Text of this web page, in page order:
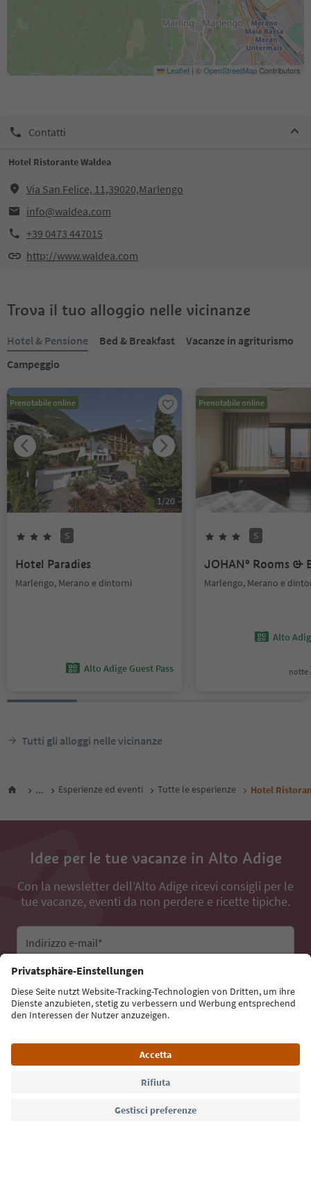
Leaflet | ©OpenStreetMapContributors
Contatti
Hotel Ristorante Waldea
Via San Felice, 11,39020,Marlengo
info@waldea.com
+39 0473 447015
http://www.waldea.com
Trova il tuo alloggio nelle vicinanze
Hotel & Pensione Bed & Breakfast
Vacanze in agriturismo
Campeggio
Prenotabile online
1/20
S
Hotel Paradies
Marlengo, Merano e dintorni
Alto Adige Guest Pass
Prenotabile online
S
JOHAN° Rooms &
Marlengo, Merano e
Alto
notte
Tutti gli alloggi nelle vicinanze
... Esperienze ed eventi Tutte le esperienze Hotel
Idee per le tue vacanze in Alto Adige
Con la newsletter dell’Alto Adige ricevi consigli per le
tue vacanze, eventi da non perdere e ricette tipiche.
Indirizzo e-mail*
Iscriviti alla newsletter